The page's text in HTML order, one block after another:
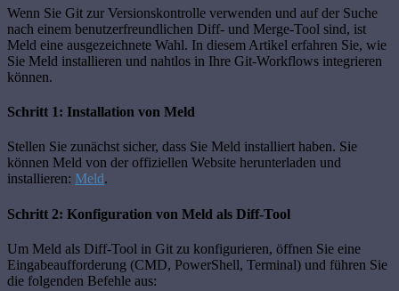
Wenn Sie Git zur Versionskontrolle verwenden und auf der Suche
nach einem benutzerfreundlichen Diff- und Merge-Tool sind, ist
Meld eine ausgezeichnete Wahl. In diesem Artikel erfahren Sie, wie
Sie Meld installieren und nahtlos in Ihre Git-Workflows integrieren
können.
Schritt 1: Installation von Meld
Stellen Sie zunächst sicher, dass Sie Meld installiert haben. Sie
können Meld von der offiziellen Website herunterladen und
installieren: Meld.
Schritt 2: Konfiguration von Meld als Diff-Tool
Um Meld als Diff-Tool in Git zu konfigurieren, öffnen Sie eine
Eingabeaufforderung (CMD, PowerShell, Terminal) und führen Sie
die folgenden Befehle aus: